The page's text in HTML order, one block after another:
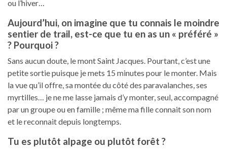
ou l’hiver…
Aujourd’hui, on imagine que tu connais le moindre
sentier de trail, est-ce que tu en as un « préféré »
? Pourquoi ?
Sans aucun doute, le mont Saint Jacques. Pourtant, c’est une
petite sortie puisque je mets 15 minutes pour le monter. Mais
la vue qu’il offre, sa montée du côté des paravalanches, ses
myrtilles… je ne me lasse jamais d’y monter, seul, accompagné
par un groupe ou en famille ; même ma fille connait son nom
et le reconnait depuis longtemps.
Tu es plutôt alpage ou plutôt forêt ?